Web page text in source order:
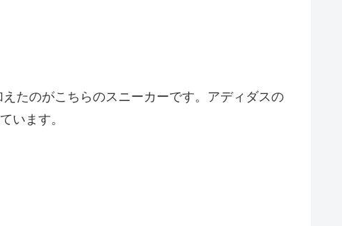
たのがこちらのスニーカーです。アディダスの
います。